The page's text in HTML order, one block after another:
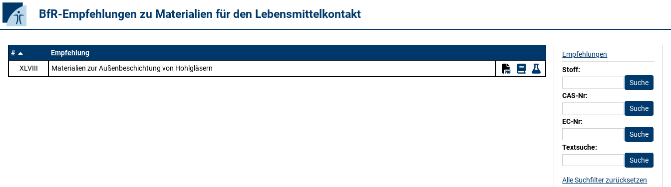
BfR-Empfehlungen zu Materialien für den Lebensmittelkontakt
#
Empfehlung
XLVIII
Materialien zur Außenbeschichtung von Hohlgläsern
Empfehlungen
Stoff:
CAS-Nr:
EC-Nr:
Textsuche:
Alle Suchfilter zurücksetzen